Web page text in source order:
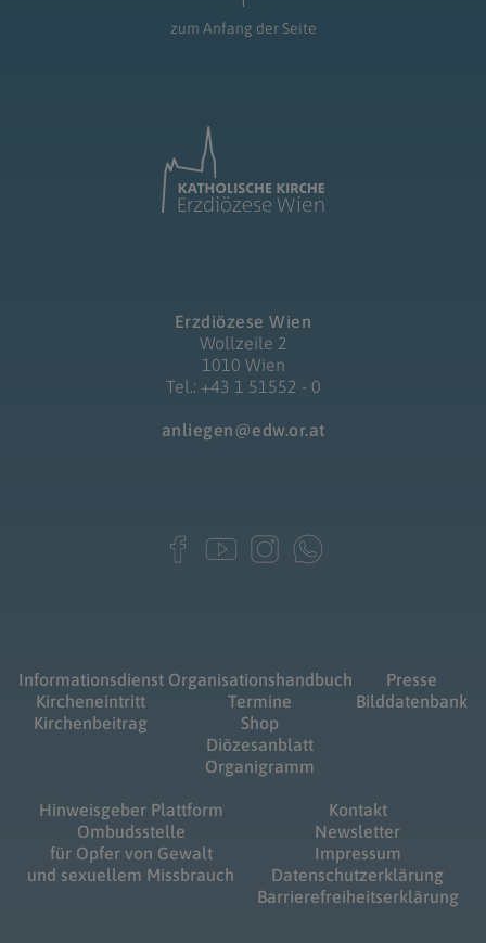
zum Anfang der Seite
Erzdiözese Wien
Wollzeile 2
1010 Wien
Tel.: +43 1 51552 - 0
anliegen@edw.or.at
Informationsdienst
Kircheneintritt
Kirchenbeitrag
Organisationshandbuch
Termine
Shop
Diözesanblatt
Organigramm
Presse
Bilddatenbank
Hinweisgeber Plattform
Ombudsstelle
für Opfer von Gewalt
und sexuellem Missbrauch
Kontakt
Newsletter
Impressum
Datenschutzerklärung
Barrierefreiheitserklärung